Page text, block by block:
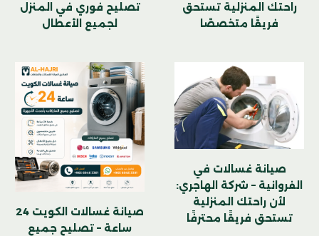
راحتك المنزلية تستحق
فريقًا متخصصًا
تصليح فوري في المنزل
لجميع الأعطال
صيانة غسالات في
الفروانية – شركة الهاجري:
لأن راحتك المنزلية
تستحق فريقًا محترفًا
صيانة غسالات الكويت 24
ساعة – تصليح جميع